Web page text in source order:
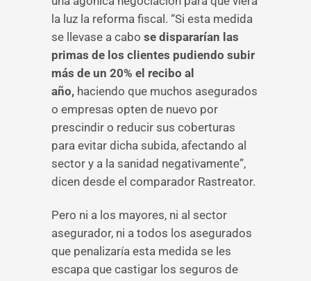
la luz la reforma fiscal. “Si esta medida
se llevase a cabo se dispararían las
primas de los clientes pudiendo subir
más de un 20% el recibo al
año, haciendo que muchos asegurados
o empresas opten de nuevo por
prescindir o reducir sus coberturas
para evitar dicha subida, afectando al
sector y a la sanidad negativamente”,
dicen desde el comparador Rastreator.
Pero ni a los mayores, ni al sector
asegurador, ni a todos los asegurados
que penalizaría esta medida se les
escapa que castigar los seguros de